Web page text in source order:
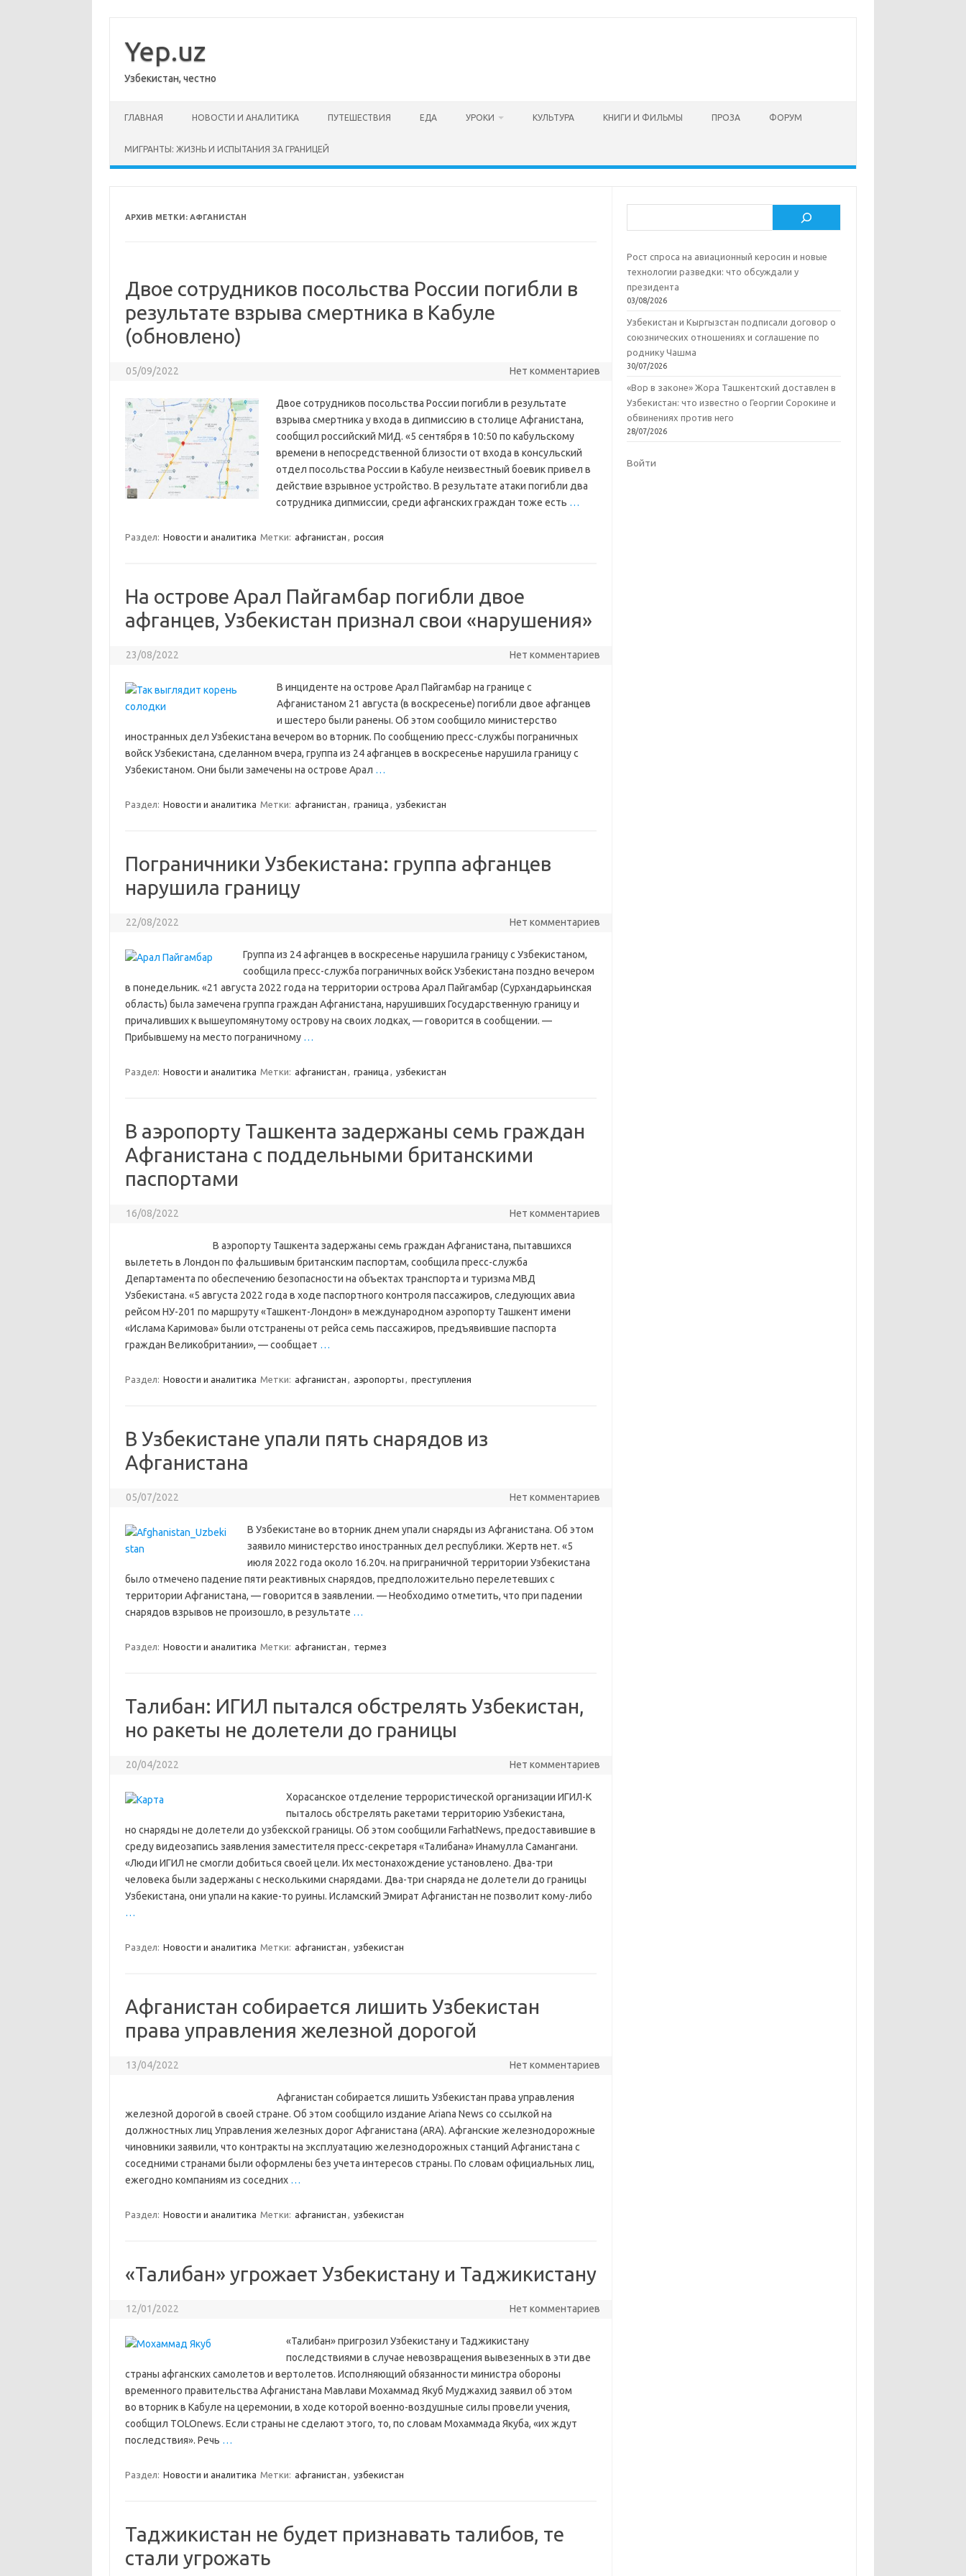
содержимому
Yep.uz
Узбекистан, честно
ГЛАВНАЯ НОВОСТИ И АНАЛИТИКА ПУТЕШЕСТВИЯ ЕДА УРОКИ КУЛЬТУРА КНИГИ И ФИЛЬМЫ ПРОЗА ФОРУМ
МИГРАНТЫ: ЖИЗНЬ И ИСПЫТАНИЯ ЗА ГРАНИЦЕЙ
АРХИВ МЕТКИ: АФГАНИСТАН
Двое сотрудников посольства России погибли в
результате взрыва смертника в Кабуле
(обновлено)
05/09/2022 Нет комментариев
Двое сотрудников посольства России погибли в результате
взрыва смертника у входа в дипмиссию в столице Афганистана,
сообщил российский МИД. «5 сентября в 10:50 по кабульскому
времени в непосредственной близости от входа в консульский
отдел посольства России в Кабуле неизвестный боевик привел в
действие взрывное устройство. В результате атаки погибли два
сотрудника дипмиссии, среди афганских граждан тоже есть …
Раздел: Новости и аналитика Метки: афганистан , россия
На острове Арал Пайгамбар погибли двое
афганцев, Узбекистан признал свои «нарушения»
23/08/2022 Нет комментариев
В инциденте на острове Арал Пайгамбар на границе с
Афганистаном 21 августа (в воскресенье) погибли двое афганцев
и шестеро были ранены. Об этом сообщило министерство
иностранных дел Узбекистана вечером во вторник. По сообщению пресс-службы пограничных
войск Узбекистана, сделанном вчера, группа из 24 афганцев в воскресенье нарушила границу с
Узбекистаном. Они были замечены на острове Арал …
Раздел: Новости и аналитика Метки: афганистан , граница , узбекистан
Пограничники Узбекистана: группа афганцев
нарушила границу
22/08/2022 Нет комментариев
Группа из 24 афганцев в воскресенье нарушила границу с Узбекистаном,
сообщила пресс-служба пограничных войск Узбекистана поздно вечером
в понедельник. «21 августа 2022 года на территории острова Арал Пайгамбар (Сурхандарьинская
область) была замечена группа граждан Афганистана, нарушивших Государственную границу и
причаливших к вышеупомянутому острову на своих лодках, — говорится в сообщении. —
Прибывшему на место пограничному …
Раздел: Новости и аналитика Метки: афганистан , граница , узбекистан
В аэропорту Ташкента задержаны семь граждан
Афганистана с поддельными британскими
паспортами
16/08/2022 Нет комментариев
В аэропорту Ташкента задержаны семь граждан Афганистана, пытавшихся
вылететь в Лондон по фальшивым британским паспортам, сообщила пресс-служба
Департамента по обеспечению безопасности на объектах транспорта и туризма МВД
Узбекистана. «5 августа 2022 года в ходе паспортного контроля пассажиров, следующих авиа
рейсом НУ-201 по маршруту «Ташкент-Лондон» в международном аэропорту Ташкент имени
«Ислама Каримова» были отстранены от рейса семь пассажиров, предъявившие паспорта
граждан Великобритании», — сообщает …
Раздел: Новости и аналитика Метки: афганистан , аэропорты , преступления
В Узбекистане упали пять снарядов из
Афганистана
05/07/2022 Нет комментариев
В Узбекистане во вторник днем упали снаряды из Афганистана. Об этом
заявило министерство иностранных дел республики. Жертв нет. «5
июля 2022 года около 16.20ч. на приграничной территории Узбекистана
было отмечено падение пяти реактивных снарядов, предположительно перелетевших с
территории Афганистана, — говорится в заявлении. — Необходимо отметить, что при падении
снарядов взрывов не произошло, в результате …
Раздел: Новости и аналитика Метки: афганистан , термез
Талибан: ИГИЛ пытался обстрелять Узбекистан,
но ракеты не долетели до границы
20/04/2022 Нет комментариев
Хорасанское отделение террористической организации ИГИЛ-К
пыталось обстрелять ракетами территорию Узбекистана,
но снаряды не долетели до узбекской границы. Об этом сообщили FarhatNews, предоставившие в
среду видеозапись заявления заместителя пресс-секретаря «Талибана» Инамулла Самангани.
«Люди ИГИЛ не смогли добиться своей цели. Их местонахождение установлено. Два-три
человека были задержаны с несколькими снарядами. Два-три снаряда не долетели до границы
Узбекистана, они упали на какие-то руины. Исламский Эмират Афганистан не позволит кому-либо
…
Раздел: Новости и аналитика Метки: афганистан , узбекистан
Афганистан собирается лишить Узбекистан
права управления железной дорогой
13/04/2022 Нет комментариев
Афганистан собирается лишить Узбекистан права управления
железной дорогой в своей стране. Об этом сообщило издание Ariana News со ссылкой на
должностных лиц Управления железных дорог Афганистана (ARA). Афганские железнодорожные
чиновники заявили, что контракты на эксплуатацию железнодорожных станций Афганистана с
соседними странами были оформлены без учета интересов страны. По словам официальных лиц,
ежегодно компаниям из соседних …
Раздел: Новости и аналитика Метки: афганистан , узбекистан
«Талибан» угрожает Узбекистану и Таджикистану
12/01/2022 Нет комментариев
«Талибан» пригрозил Узбекистану и Таджикистану
последствиями в случае невозвращения вывезенных в эти две
страны афганских самолетов и вертолетов. Исполняющий обязанности министра обороны
временного правительства Афганистана Мавлави Мохаммад Якуб Муджахид заявил об этом
во вторник в Кабуле на церемонии, в ходе которой военно-воздушные силы провели учения,
сообщил TOLOnews. Если страны не сделают этого, то, по словам Мохаммада Якуба, «их ждут
последствия». Речь …
Раздел: Новости и аналитика Метки: афганистан , узбекистан
Таджикистан не будет признавать талибов, те
стали угрожать
Рост спроса на авиационный керосин и новые
технологии разведки: что обсуждали у
президента
03/08/2026
Узбекистан и Кыргызстан подписали договор о
союзнических отношениях и соглашение по
роднику Чашма
30/07/2026
«Вор в законе» Жора Ташкентский доставлен в
Узбекистан: что известно о Георгии Сорокине и
обвинениях против него
28/07/2026
Войти